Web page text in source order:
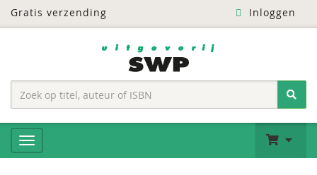
Gratis verzending Inloggen